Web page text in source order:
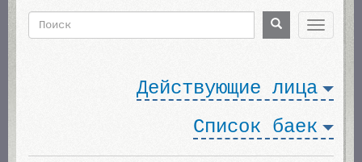
Поиск Поиск
Toggle
Действующие лица
Список баек